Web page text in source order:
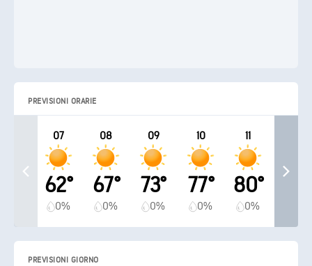
PREVISIONI ORARIE
07
62°
0%
08
67°
0%
09
73°
0%
10
77°
0%
11
80°
0%
PREVISIONI GIORNO